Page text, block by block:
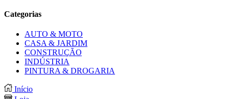
Categorias
AUTO & MOTO
CASA & JARDIM
CONSTRUÇÃO
INDÚSTRIA
PINTURA & DROGARIA
Início